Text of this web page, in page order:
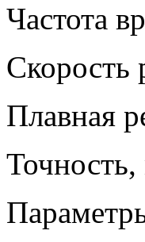
Частота
Скорость
Плавная